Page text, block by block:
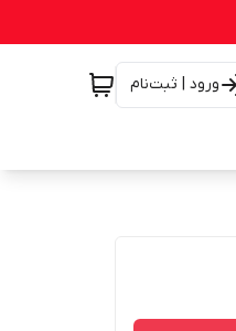
ورود | ثبت‌نام